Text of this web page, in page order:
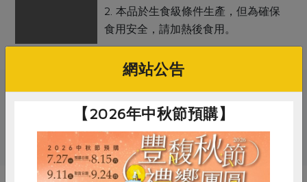
2. 本品於生食級條件生產，但為確保
食用安全，請加熱後食用。
關鍵字
# 御鑫水產 # 干貝
網站公告
【2026年中秋節預購】